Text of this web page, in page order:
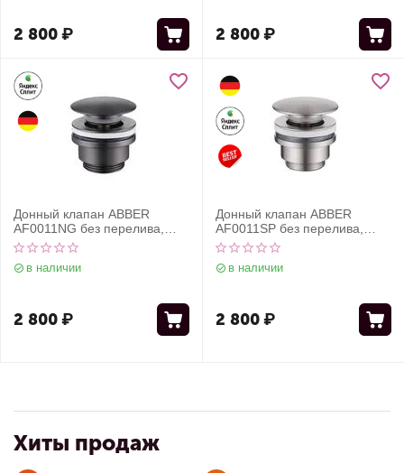
2 800₽ 2 800₽
Донный клапан ABBER
AF0011NG без перелива,
клик-клак, оружейная сталь
в наличии
2 800₽
Донный клапан ABBER
AF0011SP без перелива,
клик-клак, сатин
в наличии
2 800₽
Хиты продаж